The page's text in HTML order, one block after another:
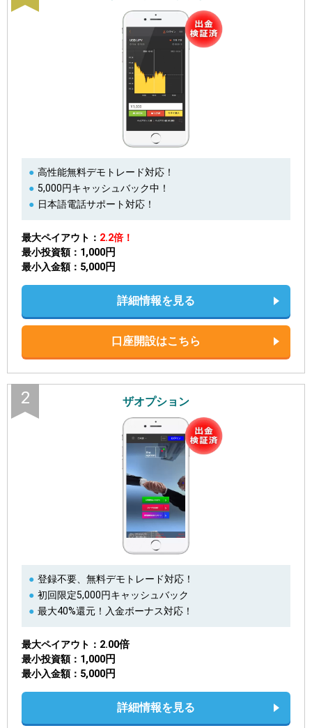
高性能無料デモトレード対応！
5,000円キャッシュバック中！
日本語電話サポート対応！
最大ペイアウト
2.2倍！
最小投資額
1,000円
最小入金額 5,000円
詳細情報を見る
口座開設はこちら
2 ザオプション
登録不要、無料デモトレード対応！
初回限定5,000円キャッシュバック
最大40%還元！入金ボーナス対応！
最大ペイアウト 2.00倍
最小投資額 1,000円
最小入金額 5,000円
詳細情報を見る